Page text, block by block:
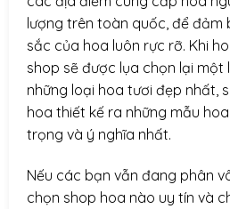
lượng trên toàn quốc, để đảm
sắc của hoa luôn rực rỡ. Khi
shop sẽ được lụa chọn lại một
những loại hoa tươi đẹp nhất,
hoa thiết kế ra những mẫu
trọng và ý nghĩa nhất.
Nếu các bạn vẫn đang phân
chọn shop hoa nào uy tín và